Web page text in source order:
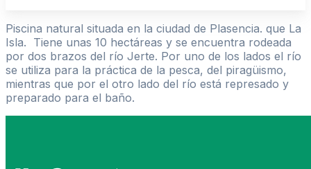
Piscina natural situada en la ciudad de Plasencia. que La
Isla. Tiene unas 10 hectáreas y se encuentra rodeada
por dos brazos del río Jerte. Por uno de los lados el río
se utiliza para la práctica de la pesca, del piragüismo,
mientras que por el otro lado del río está represado y
preparado para el baño.